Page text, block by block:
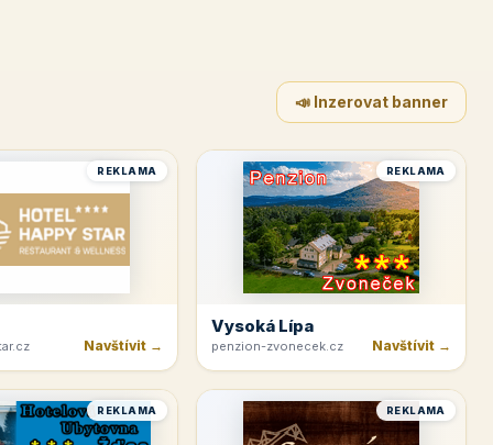
📣 Inzerovat banner
REKLAMA
Navštívit →
REKLAMA
Vysoká Lípa
penzion-zvonecek.cz Navštívit →
REKLAMA REKLAMA